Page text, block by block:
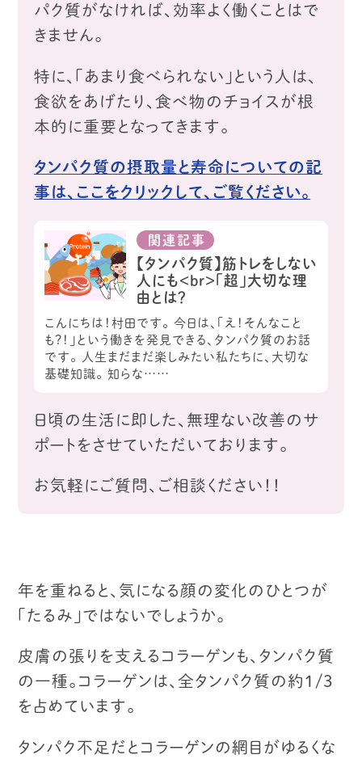
パク質がなければ、 効率よく働くことはで
きません。
特に、「あまり食べられない」という人は、
食欲をあげたり、食べ物のチョイスが根
本的に重要となってきます。
タンパク質の摂取量と寿命についての記
事は、ここをクリックして、ご覧ください。
関連記事
【タンパク質】筋トレをしない
人にも<br>「超」大切な理
由とは？
こんにちは！村田です。 今日は、「え！そんなこと
も？！」という働きを発見できる、タンパク質のお話
です。 人生まだまだ楽しみたい私たちに、大切な
基礎知識。 知らな……
日頃の生活に即した、無理ない改善のサ
ポートをさせていただいております。
お気軽にご質問、ご相談ください！！
年を重ねると、気になる顔の変化のひとつが
「たるみ」ではないでしょうか。
皮膚の張りを支えるコラーゲンも、タンパク質
の一種。 コラーゲンは、全タンパク質の約１/３
を占めています。
タンパク不足だとコラーゲンの網目がゆるくな